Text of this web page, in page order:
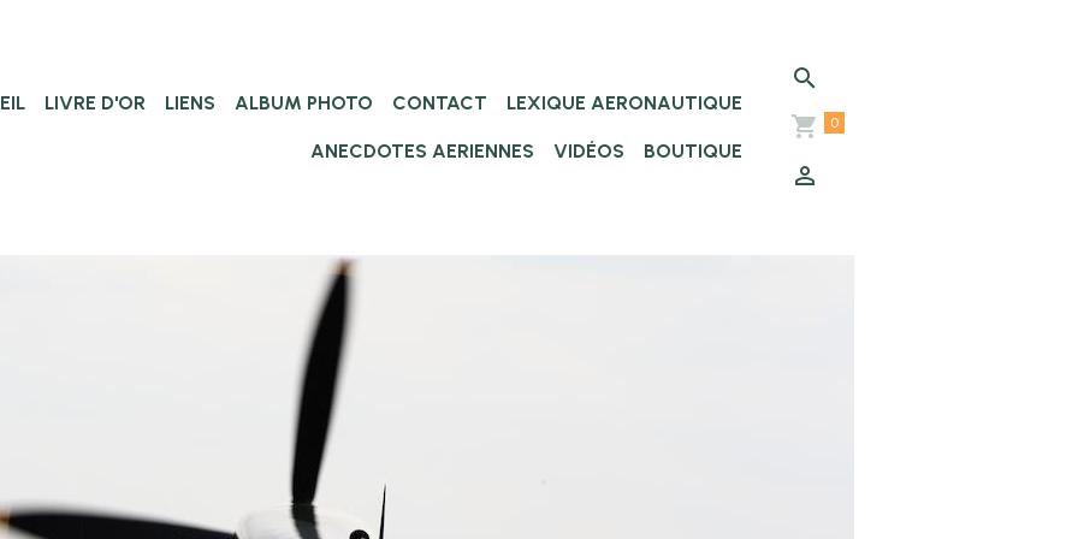
LIVRE D'OR LIENS ALBUM PHOTO CONTACT LEXIQUE AERONAUTIQUE
ANECDOTES AERIENNES VIDÉOS BOUTIQUE
0